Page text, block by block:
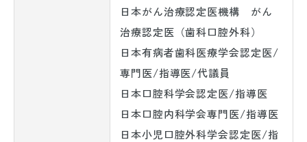
日本がん治療認定医機構 がん
治療認定医（歯科口腔外科）
日本有病者歯科医療学会認定医/
専門医/指導医/代議員
日本口腔科学会認定医/指導医
日本口腔内科学会専門医/指導医
日本小児口腔外科学会認定医/指